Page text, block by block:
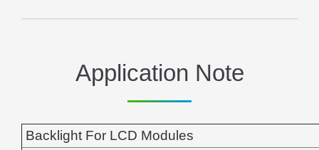
Application Note
Backlight For LCD Modules